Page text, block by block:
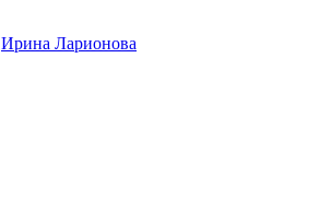
Ирина Ларионова